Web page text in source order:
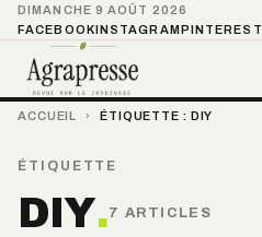
DIMANCHE 9 AOÛT 2026
FACEBOOKINSTAGRAMPINTEREST
ACCUEIL › ÉTIQUETTE : DIY
ÉTIQUETTE
DIY.7 ARTICLES